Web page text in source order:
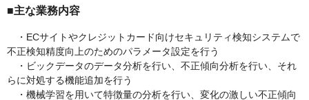
■主な業務内容
・ECサイトやクレジットカード向けセキュリティ検知システムで
不正検知精度向上のためのパラメータ設定を行う
・ビックデータのデータ分析を行い、不正傾向分析を行い、それ
らに対処する機能追加を行う
・機械学習を用いて特徴量の分析を行い、変化の激しい不正傾向